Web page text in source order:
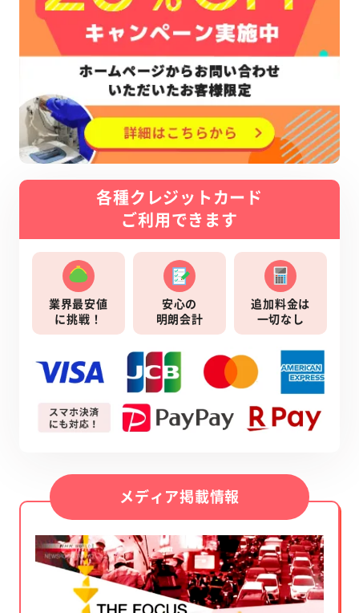
各種クレジットカード
ご利用できます
業界最安値
に挑戦！
安心の
明朗会計
追加料金は
一切なし
メディア掲載情報